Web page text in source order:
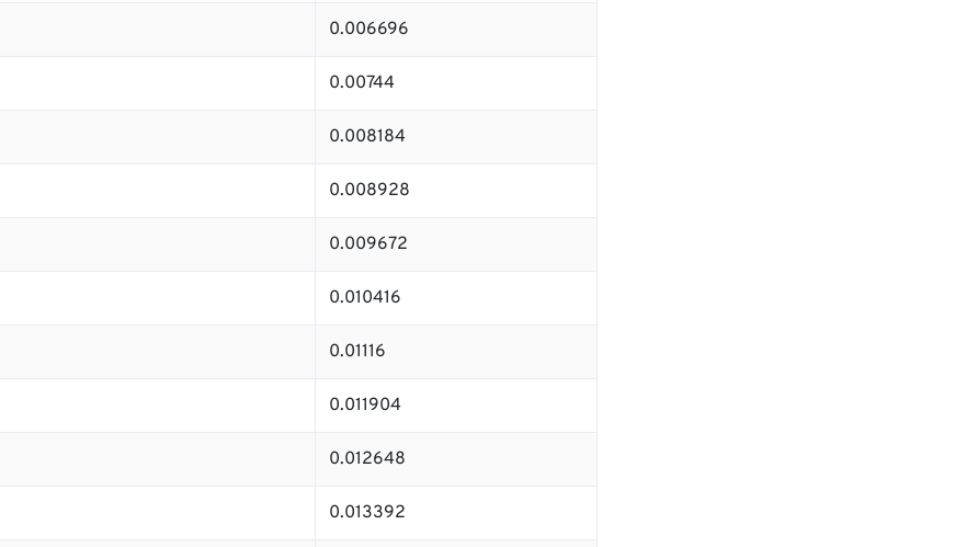
0.006696
0.00744
0.008184
0.008928
0.009672
0.010416
0.01116
0.011904
0.012648
0.013392